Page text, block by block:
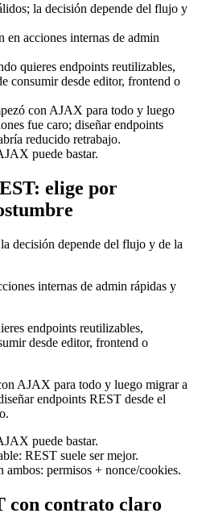
la decisión depende del flujo y
en acciones internas de admin
quieres endpoints reutilizables,
consumir desde editor, frontend o
con AJAX para todo y luego
fue caro; diseñar endpoints
reducido retrabajo.
puede bastar.
elige por
decisión depende del flujo y de la
internas de admin rápidas y
endpoints reutilizables,
desde editor, frontend o
AJAX para todo y luego migrar a
endpoints REST desde el
puede bastar.
REST suele ser mejor.
ambos: permisos + nonce/cookies.
con contrato claro